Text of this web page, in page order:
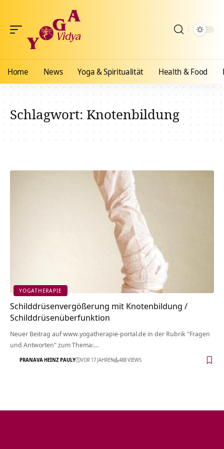
Home News Yoga & Spiritualität Health & Food
Schlagwort:Knotenbildung
YOGATHERAPIE
Schilddrüsenvergößerung mit Knotenbildung /
Schilddrüsenüberfunktion
Neuer Beitrag auf www.yogatherapie-portal.de in der Rubrik "Fragen
und Antworten" zum Thema:…
PRANAVA HEINZ PAULY VOR 17 JAHREN 488 VIEWS